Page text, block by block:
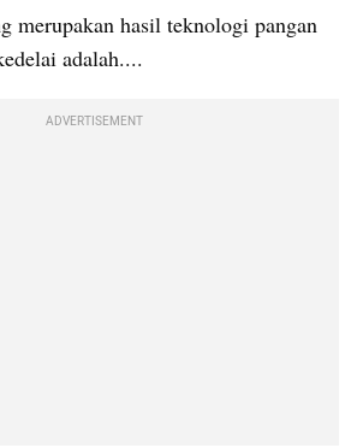
merupakan hasil teknologi pangan
adalah....
ADVERTISEMENT